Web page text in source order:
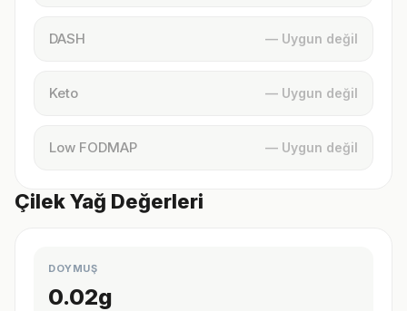
DASH — Uygun değil
Keto — Uygun değil
Low FODMAP — Uygun değil
Çilek Yağ Değerleri
DOYMUŞ
0.02g